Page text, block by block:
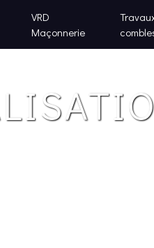
VRD
Maçonnerie